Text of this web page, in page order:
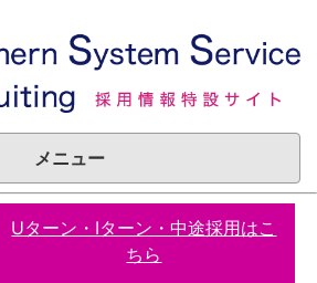
メニュー
Uターン・Iターン・中途採用はこ
ちら